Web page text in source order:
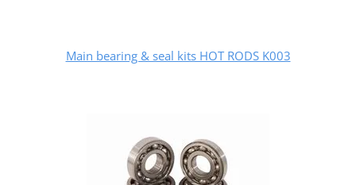
Main bearing & seal kits HOT RODS K003